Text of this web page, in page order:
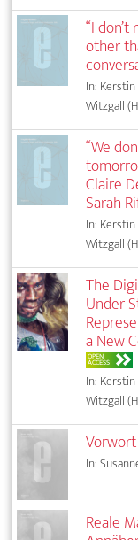
“I
other
In:
Witzgall
“We
Claire
Sarah
In:
Witzgall
The
Under
a New
OPEN
ACCESS
In:
Witzgall
Vorwort
In:
Reale